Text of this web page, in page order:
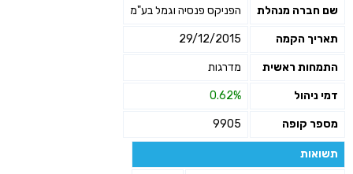
שם חברה מנהלת הפניקס פנסיה וגמל בע"מ
תאריך הקמה 29/12/2015
התמחות ראשית מדרגות
דמי ניהול 0.62%
מספר קופה 9905
תשואות
שליחה